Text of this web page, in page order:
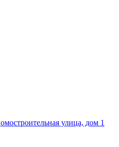
улица, дом 1